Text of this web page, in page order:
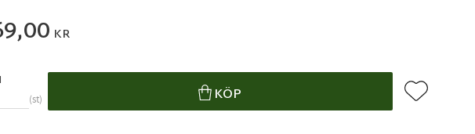
KR
st KÖP Lägg till i